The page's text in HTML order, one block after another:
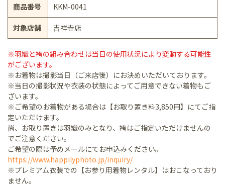
商品番号 KKM-0041
対象店舗 吉祥寺店
※羽織と袴の組み合わせは当日の使用状況により変動する可能性
がございます。
※お着物は撮影当日（ご来店後）にお決めいただいております。
※当日の撮影状況や衣装の状態によってご用意できない着物もご
ざいます。
※ご希望のお着物がある場合は【お取り置き料3,850円】にてご指
定いただけます。
尚、お取り置きは羽織のみとなり、袴はご指定いただけませんの
でご注意ください。
ご希望の際は予めメールにてお申込みください。
https://www.happilyphoto.jp/inquiry/
※プレミアム衣装での【お参り用着物レンタル】はおこなっており
ません。